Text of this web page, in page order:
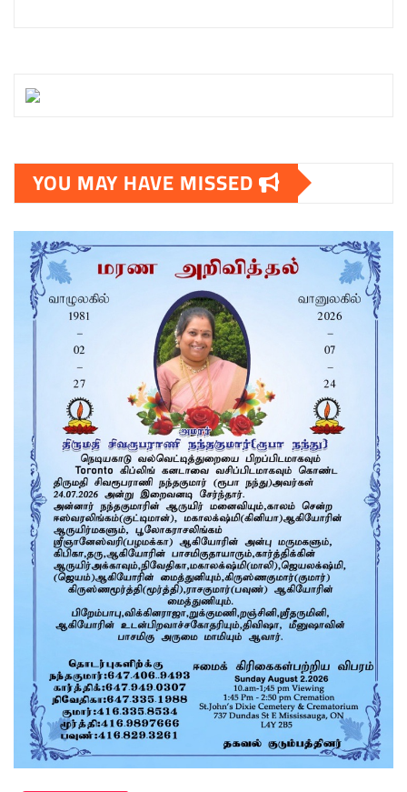
YOU MAY HAVE MISSED